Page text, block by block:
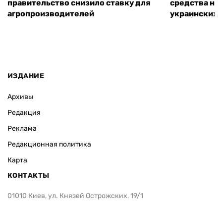
правительство снизило ставку для
агропроизводителей
средства
ИЗДАНИЕ
Архивы
Редакция
Реклама
Редакционная политика
Карта
КОНТАКТЫ
01010 Киев, ул. Князей Острожских, 19/1